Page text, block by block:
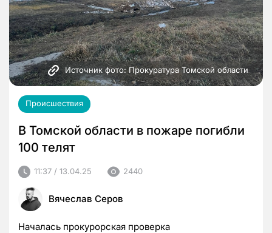
Источник фото: Прокуратура Томской области
Происшествия
В Томской области в пожаре погибли
100 телят
11:37 / 13.04.25 2440
Вячеслав Серов
Началась прокурорская проверка